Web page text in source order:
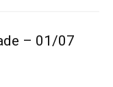
– 01/07